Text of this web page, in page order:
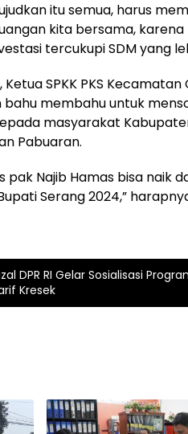
itu semua, harus
kita bersama,
tercukupi SDM yang
SPKK PKS
membahu untuk
masyarakat
Pabuaran.
pak Najib Hamas bisa naik
Serang 2024,”
DPR RI Gelar Sosialisasi
Kresek